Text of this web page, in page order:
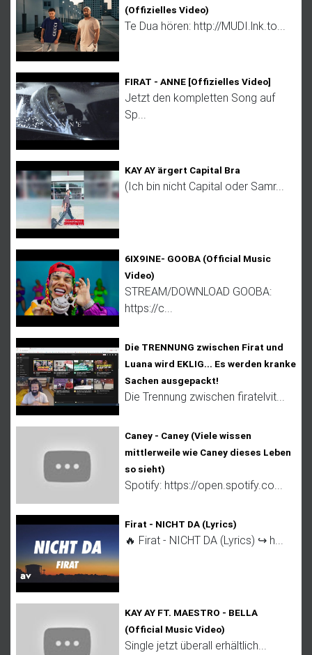
(Offizielles Video)
Te Dua hören: http://MUDI.lnk.to...
FIRAT - ANNE [Offizielles Video]
Jetzt den kompletten Song auf
Sp...
KAY AY ärgert Capital Bra
(Ich bin nicht Capital oder Samr...
6IX9INE- GOOBA (Official Music
Video)
STREAM/DOWNLOAD GOOBA:
https://c...
Die TRENNUNG zwischen Firat und
Luana wird EKLIG... Es werden kranke
Sachen ausgepackt!
Die Trennung zwischen firatelvit...
Caney - Caney (Viele wissen
mittlerweile wie Caney dieses Leben
so sieht)
Spotify: https://open.spotify.co...
Firat - NICHT DA (Lyrics)
🔥 Firat - NICHT DA (Lyrics) ↪︎ h...
KAY AY FT. MAESTRO - BELLA
(Official Music Video)
Single jetzt überall erhältlich...